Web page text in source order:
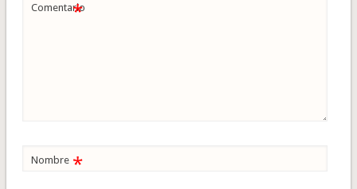
Comentario
*
Nombre *